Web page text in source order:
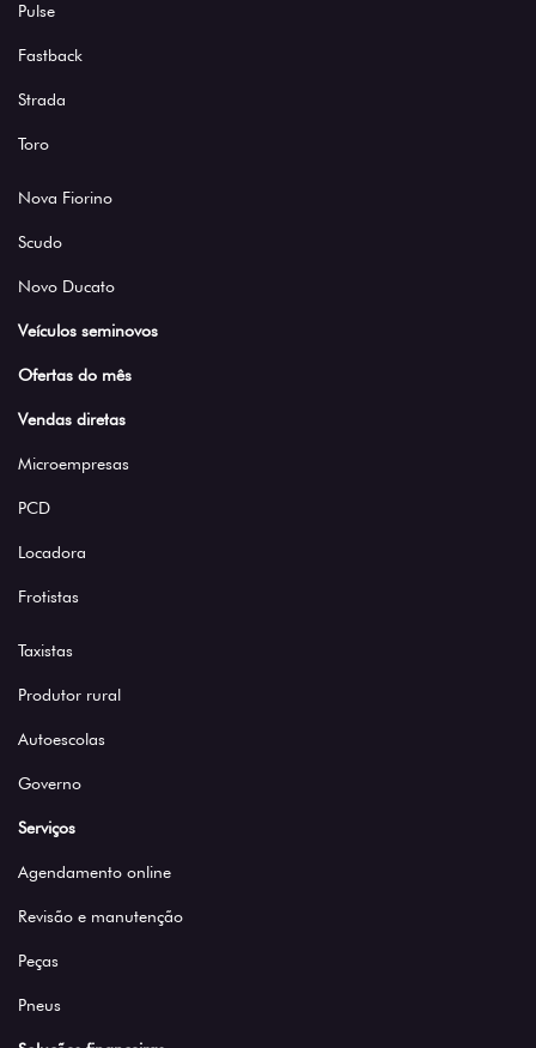
Pulse
Fastback
Strada
Toro
Nova Fiorino
Scudo
Novo Ducato
Veículos seminovos
Ofertas do mês
Vendas diretas
Microempresas
PCD
Locadora
Frotistas
Taxistas
Produtor rural
Autoescolas
Governo
Serviços
Agendamento online
Revisão e manutenção
Peças
Pneus